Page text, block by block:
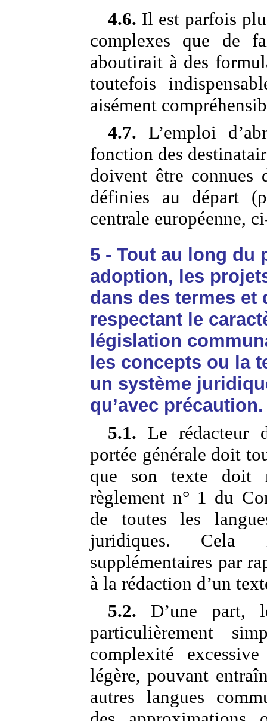
4.6. Il est parfois
complexes que de
aboutirait à des
toutefois
aisément
4.7. L’emploi
fonction des
doivent être connues
définies au départ
centrale européenne,
5 - Tout au long du
adoption, les
dans des termes et
respectant le
législation
les concepts ou la
un système
qu’avec précaution.
5.1. Le rédacteur
portée générale doit
que son texte doit
règlement n° 1 du
de toutes les
juridiques. Cela
supplémentaires par
à la rédaction d’un
5.2. D’une part,
particulièrement
complexité
légère, pouvant
autres langues